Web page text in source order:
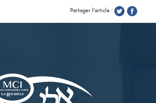
Partager l'article :